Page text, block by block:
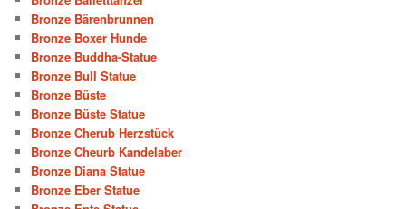
Bronze Bärenbrunnen
Bronze Boxer Hunde
Bronze Buddha-Statue
Bronze Bull Statue
Bronze Büste
Bronze Büste Statue
Bronze Cherub Herzstück
Bronze Cheurb Kandelaber
Bronze Diana Statue
Bronze Eber Statue